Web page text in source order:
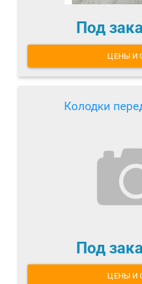
Под
ЦЕНЫ И
Колодки
Под
ЦЕНЫ И